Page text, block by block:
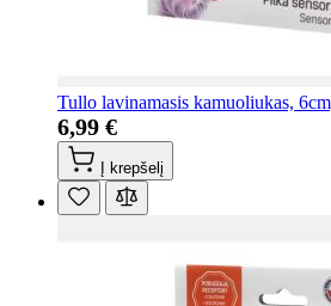
Tullo lavinamasis kamuoliukas,
6,99 €
Į krepšelį